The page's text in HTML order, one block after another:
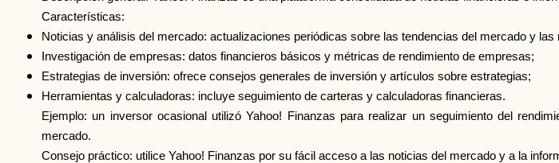
Características:
Noticias y análisis del mercado: actualizaciones periódicas sobre las tendencias del mercado y las
Investigación de empresas: datos financieros básicos y métricas de rendimiento de empresas;
Estrategias de inversión: ofrece consejos generales de inversión y artículos sobre estrategias;
Herramientas y calculadoras: incluye seguimiento de carteras y calculadoras financieras.
Ejemplo: un inversor ocasional utilizó Yahoo! Finanzas para realizar un seguimiento del
mercado.
Consejo práctico: utilice Yahoo! Finanzas por su fácil acceso a las noticias del mercado y a la